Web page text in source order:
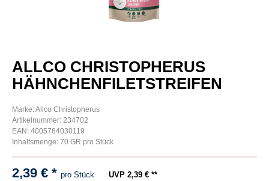
ALLCO CHRISTOPHERUS
HÄHNCHENFILETSTREIFEN
Marke: Allco Christopherus
Artikelnummer: 234702
EAN: 4005784030119
Inhaltsmenge: 70 GR pro Stück
2,39 € * pro Stück UVP 2,39 € **